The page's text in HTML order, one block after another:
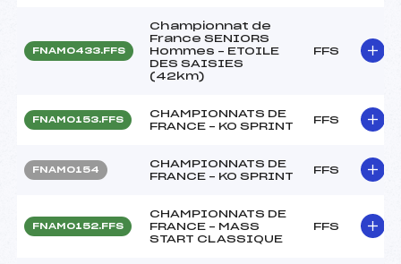
FNAM0433.FFS
Championnat de
France SENIORS
Hommes – ETOILE
DES SAISIES
(42km)
FFS
FNAM0153.FFS
CHAMPIONNATS DE
FRANCE – KO SPRINT
FFS
FNAM0154
CHAMPIONNATS DE
FRANCE – KO SPRINT
FFS
FNAM0152.FFS
CHAMPIONNATS DE
FRANCE – MASS
START CLASSIQUE
FFS